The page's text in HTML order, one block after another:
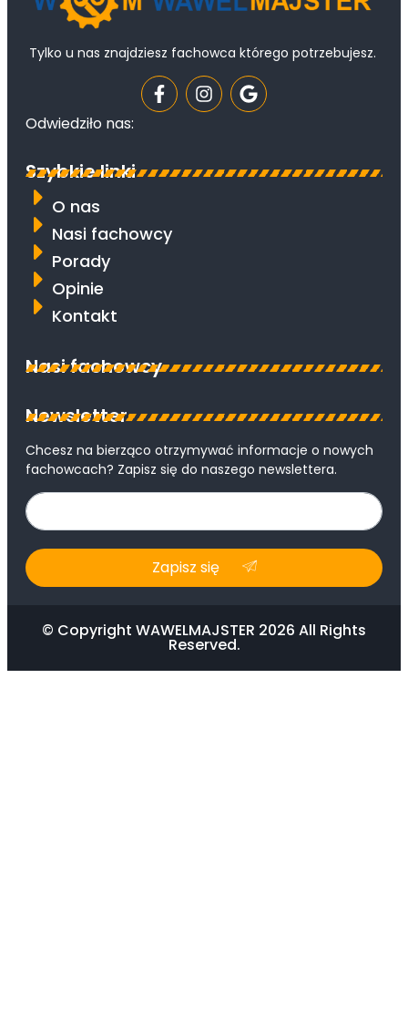
Tylko u nas znajdziesz fachowca którego potrzebujesz.
Odwiedziło nas:
Szybkie linki
O nas
Nasi fachowcy
Porady
Opinie
Kontakt
Nasi fachowcy
Newsletter
Chcesz na bierząco otrzymywać informacje o nowych
fachowcach? Zapisz się do naszego newslettera.
Zapisz się
© Copyright WAWELMAJSTER 2026 All Rights
Reserved.